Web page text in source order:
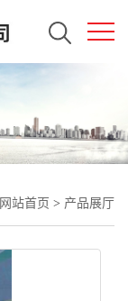
网站首页 > 产品展厅